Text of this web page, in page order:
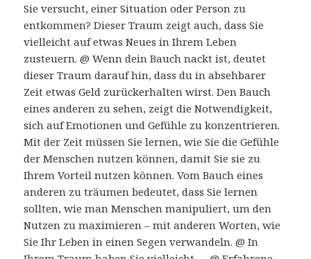
Sie versucht, einer Situation oder Person zu
entkommen? Dieser Traum zeigt auch, dass Sie
vielleicht auf etwas Neues in Ihrem Leben
zusteuern. @ Wenn dein Bauch nackt ist, deutet
dieser Traum darauf hin, dass du in absehbarer
Zeit etwas Geld zurückerhalten wirst. Den Bauch
eines anderen zu sehen, zeigt die Notwendigkeit,
sich auf Emotionen und Gefühle zu konzentrieren.
Mit der Zeit müssen Sie lernen, wie Sie die Gefühle
der Menschen nutzen können, damit Sie sie zu
Ihrem Vorteil nutzen können. Vom Bauch eines
anderen zu träumen bedeutet, dass Sie lernen
sollten, wie man Menschen manipuliert, um den
Nutzen zu maximieren – mit anderen Worten, wie
Sie Ihr Leben in einen Segen verwandeln. @ In